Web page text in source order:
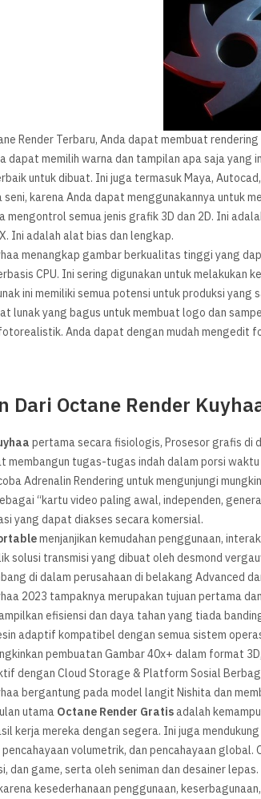
Render Terbaru, Anda dapat membuat
dapat memilih warna dan tampilan apa saja yang
untuk dibuat. Ini juga termasuk Maya,
karena Anda dapat menggunakannya untuk
mengontrol semua jenis grafik 3D dan 2D. Ini
Ini adalah alat bias dan lengkap.
menangkap gambar berkualitas tinggi yang
CPU. Ini sering digunakan untuk melakukan
ini memiliki semua potensi untuk produksi
lunak yang bagus untuk membuat logo dan
Anda dapat dengan mudah
Dari Octane Render
pertama secara fisiologis, Prosesor grafis di
membangun tugas-tugas indah dalam porsi
Adrenalin Rendering untuk mengunjungi
“kartu video paling awal, independen,
yang dapat diakses secara komersial.
menjanjikan kemudahan penggunaan,
solusi transmisi yang dibuat oleh desmond
di dalam perusahaan di belakang Advanced
2023 tampaknya merupakan tujuan pertama
efisiensi dan daya tahan yang tiada
adaptif kompatibel dengan semua sistem
pembuatan Gambar 40x+ dalam format
dengan Cloud Storage & Platform Sosial
bergantung pada model langit Nishita dan
utamaOctane Render Gratisadalah
kerja mereka dengan segera. Ini juga
volumetrik, dan pencahayaan
dan game, serta oleh seniman dan desainer
kesederhanaan penggunaan,